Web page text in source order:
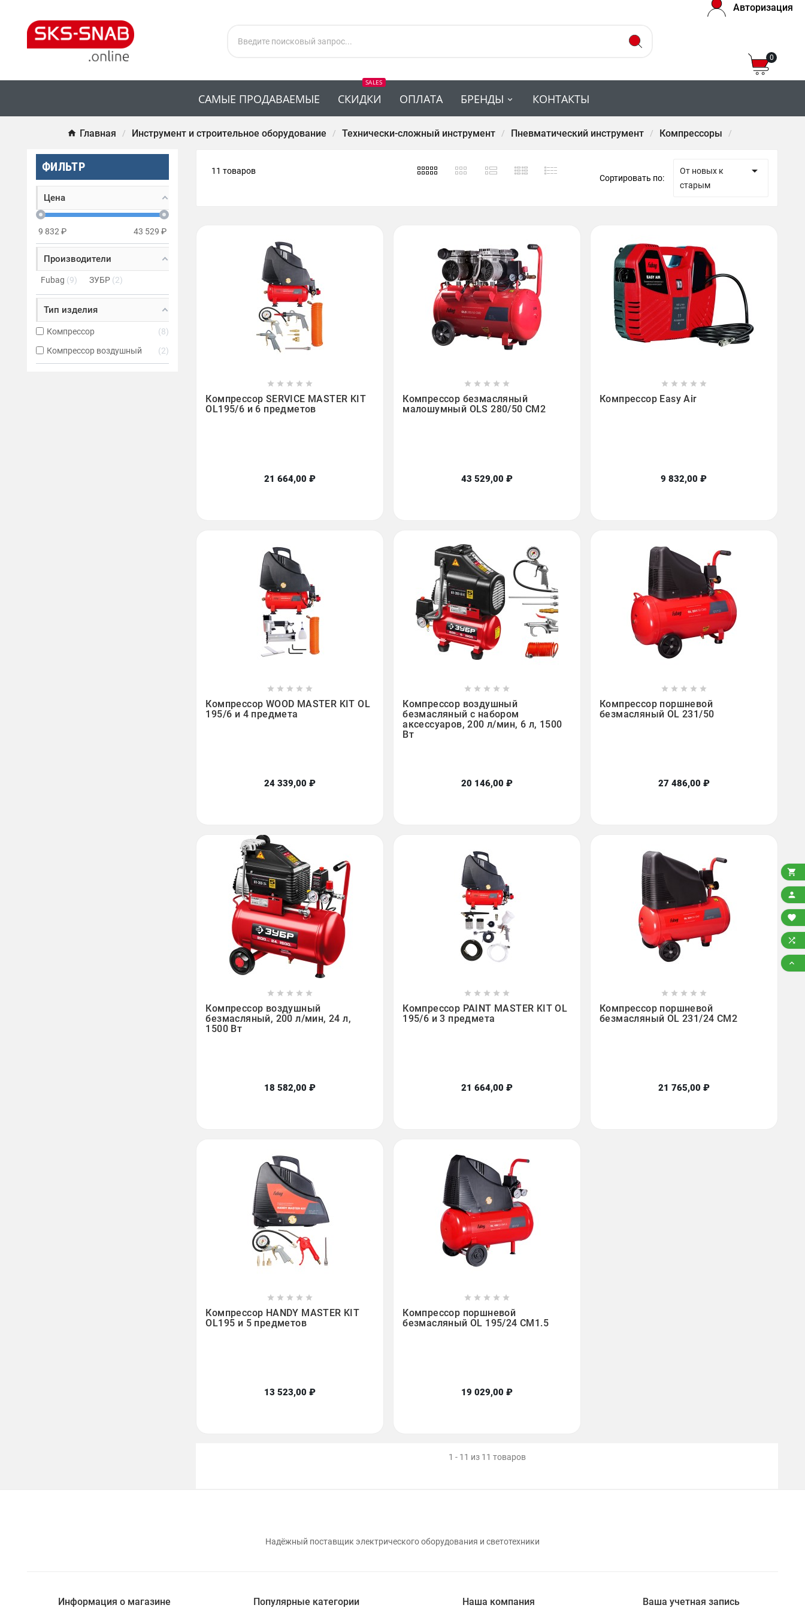
Авторизация
0
САМЫЕ ПРОДАВАЕМЫЕ СКИДКИ
SALES
ОПЛАТА БРЕНДЫ КОНТАКТЫ
Главная Инструмент и строительное оборудование Технически-сложный инструмент Пневматический инструмент Компрессоры
ФИЛЬТР
Цена
9 832₽ 43 529 ₽
Производители
Fubag 9 ЗУБР 2
Тип изделия
Компрессор
8
Компрессор воздушный
2
11 товаров
Сортировать по:
От новых к
старым

    
Компрессор SERVICE MASTER KIT
OL195/6 и 6 предметов
21 664,00 ₽
    
Компрессор безмасляный
малошумный OLS 280/50 CM2
43 529,00 ₽
    
Компрессор Easy Air
9 832,00 ₽
 
    
Компрессор WOOD MASTER KIT OL
195/6 и 4 предмета
24 339,00 ₽
 
    
Компрессор воздушный
безмасляный с набором
аксессуаров, 200 л/мин, 6 л, 1500
Вт
20 146,00 ₽
 
    
Компрессор поршневой
безмасляный OL 231/50
27 486,00 ₽
    
Компрессор воздушный
безмасляный, 200 л/мин, 24 л,
1500 Вт
18 582,00 ₽
    
Компрессор PAINT MASTER KIT OL
195/6 и 3 предмета
21 664,00 ₽
    
Компрессор поршневой
безмасляный OL 231/24 CM2
21 765,00 ₽
    
Компрессор HANDY MASTER KIT
OL195 и 5 предметов
13 523,00 ₽
    
Компрессор поршневой
безмасляный OL 195/24 CM1.5
19 029,00 ₽
1 - 11 из 11 товаров
Надёжный поставщик электрического оборудования и светотехники
Информация о магазине Популярные категории Наша компания Ваша учетная запись




